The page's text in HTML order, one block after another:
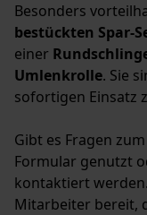
Besonders
bestückten Spar-
einer
Umlenkrolle. Sie
sofortigen Einsatz
Gibt es Fragen
Formular genutzt
kontaktiert
Mitarbeiter bereit,